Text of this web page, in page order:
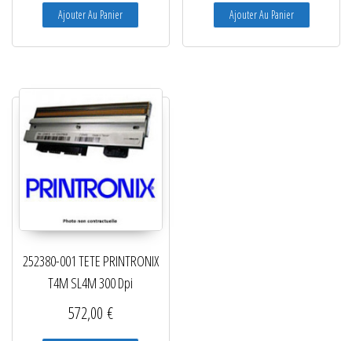
Ajouter Au Panier Ajouter Au Panier
252380-001 TETE PRINTRONIX
T4M SL4M 300 Dpi
572,00 €